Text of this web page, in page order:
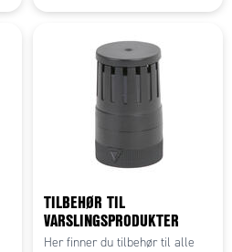
TILBEHØR TIL
VARSLINGSPRODUKTER
Her finner du tilbehør til alle